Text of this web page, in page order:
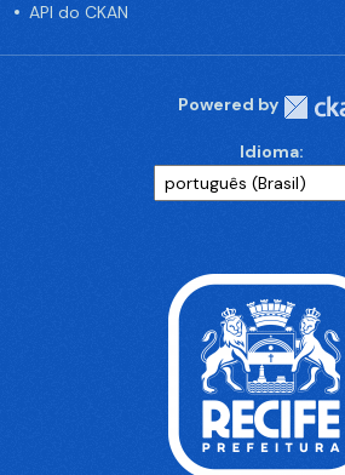
API do CKAN
Powered by
Idioma